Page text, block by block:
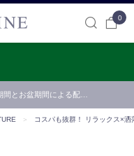
0
間とお盆期間による配…
＞ コスパも抜群！ リラックス×